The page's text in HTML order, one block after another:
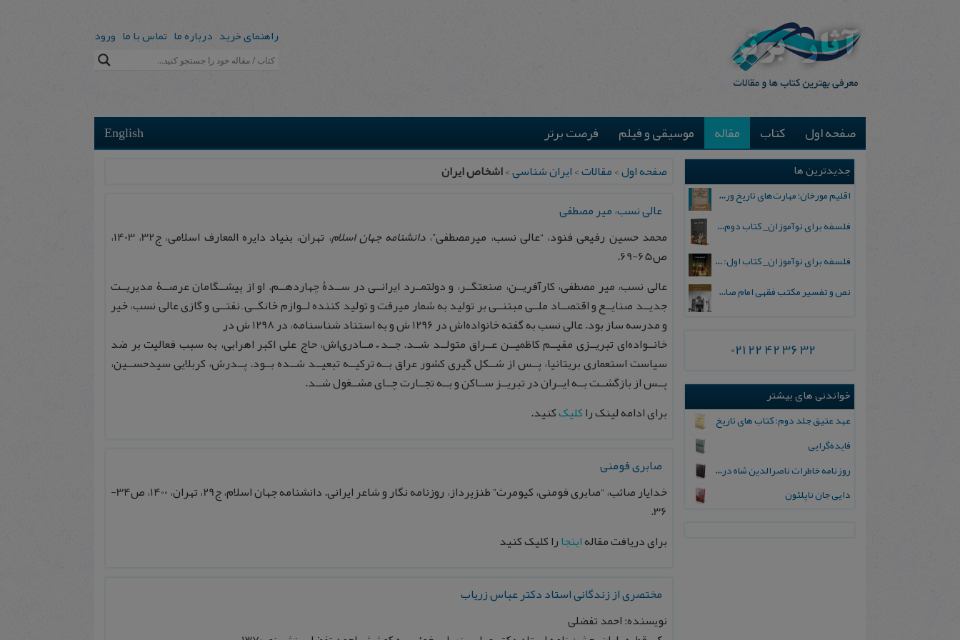
راهنمای خرید درباره ما تماس با ما ورود
English صفحه اول کتاب مقاله موسیقی و فیلم فرصت برتر
صفحه اول>مقالات>ایران شناسی>اشخاص ایران
عالی نسب، میر مصطفی
محمد حسین رفیعی فنود، “عالی نسب، میرمصطفی”،دانشنامه جهان اسلام
، تهران، بنیاد دایره المعارف اسلامی، ج32، 1403،
ص65-69.
عالی نسب، میر مصطفی، کارآفریــن، صنعتگــر، و دولتمــرد ایرانــی در ســدۀ چهاردهــم. او از پیشــگامان عرصــۀ مدیریــت
جدیــد صنایــع و اقتصــاد ملــی مبتنــی بر تولید به شمار میرفت و تولید کننده لــوازم خانگــی ِ نفتــی و گازی عالی نسب، خیر
و مدرسه ساز بود. عالی نسب به گفته خانواده‌اش در 1296 ش و به استناد شناسنامه، در 1298 ش در
خانــواده‌ای تبریــزی مقیــم کاظمیــن عــراق متولــد شــد. جــد ّ مــادری‌اش، حاج علی اکبر اهرابی، به سبب فعالیت بر ضد
سیاست استعماری بریتانیا، پــس از شــکل‌ گیری کشور عراق بــه ترکیــه تبعیــد شــده بــود. پــدرش، کربلایی سیدحســین،
پــس از بازگشــت بــه ایــران در تبریــز ســاکن و بــه تجــارت چــای مشــغول شــد.
برای ادامه لینک راکلیککنید.
صابری فومنی
خدایار صائب، “صابری فومنی، کیومرث” طنزپرداز، روزنامه نگار و شاعر ایرانی. دانشنامه جهان اسلام، ج29، تهران، 1400، ص34-
36.
برای دریافت مقالهاینجارا کلیک کنید
مختصری از زندگانی استاد دکتر عباس زریاب
نویسنده: احمد تفضلی
جدیدترین ها
اقلیم مورخان؛ مهارت‌های تاریخ ورزی علمی
فلسفه برای نوآموزان_ کتاب دوم: پرسش درباره واقعیت و معرفت
فلسفه برای نوآموزان_ کتاب اول: تردید در باورهای رایج
نص و تفسیر مکتب فقهی امام صادق علیه السلام
021 22 42 36 32
خواندنی های بیشتر
عهد عتیق جلد دوم: کتاب های تاریخ
فایده‌گرایی
روزنامه خاطرات ناصرالدین شاه در سفر دوم فرنگستان
دایی جان ناپلئون